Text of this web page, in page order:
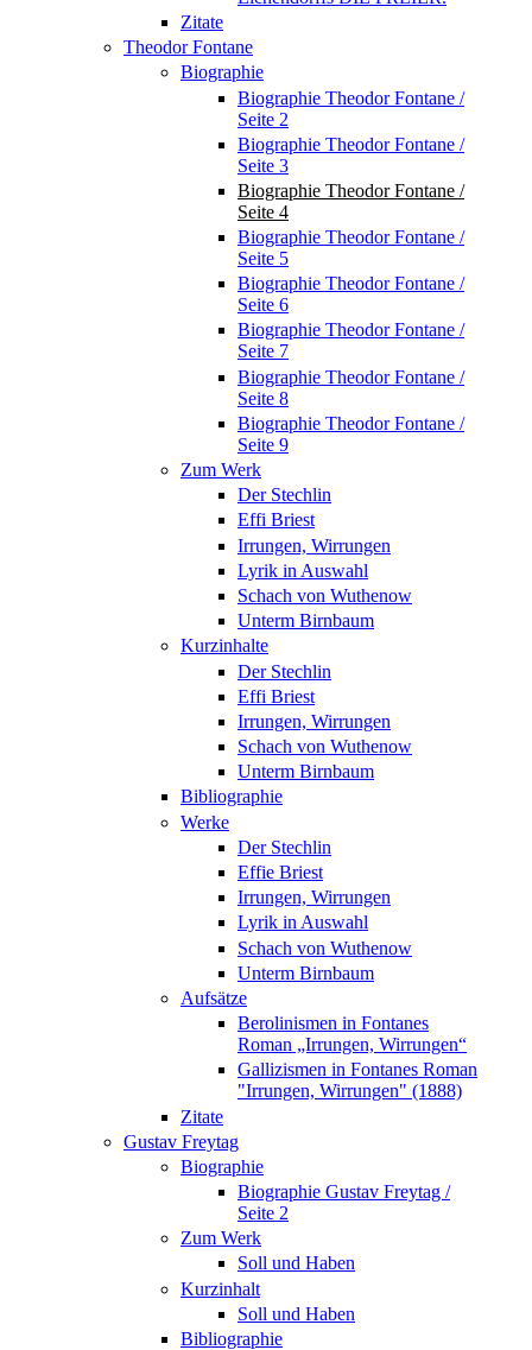
Zitate
Theodor Fontane
Biographie
Biographie Theodor Fontane /
Seite 2
Biographie Theodor Fontane /
Seite 3
Biographie Theodor Fontane /
Seite 4
Biographie Theodor Fontane /
Seite 5
Biographie Theodor Fontane /
Seite 6
Biographie Theodor Fontane /
Seite 7
Biographie Theodor Fontane /
Seite 8
Biographie Theodor Fontane /
Seite 9
Zum Werk
Der Stechlin
Effi Briest
Irrungen, Wirrungen
Lyrik in Auswahl
Schach von Wuthenow
Unterm Birnbaum
Kurzinhalte
Der Stechlin
Effi Briest
Irrungen, Wirrungen
Schach von Wuthenow
Unterm Birnbaum
Bibliographie
Werke
Der Stechlin
Effie Briest
Irrungen, Wirrungen
Lyrik in Auswahl
Schach von Wuthenow
Unterm Birnbaum
Aufsätze
Berolinismen in Fontanes
Roman „Irrungen, Wirrungen“
Gallizismen in Fontanes Roman
"Irrungen, Wirrungen" (1888)
Zitate
Gustav Freytag
Biographie
Biographie Gustav Freytag /
Seite 2
Zum Werk
Soll und Haben
Kurzinhalt
Soll und Haben
Bibliographie